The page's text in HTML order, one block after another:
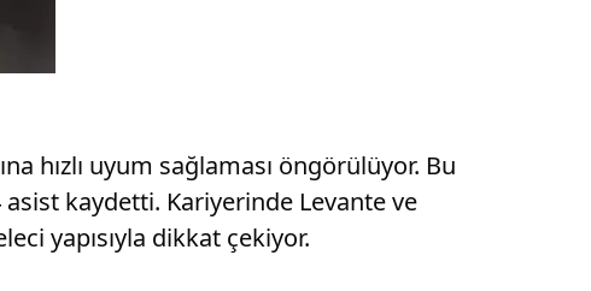
hızlı uyum sağlaması öngörülüyor. Bu
kaydetti. Kariyerinde Levante ve
yapısıyla dikkat çekiyor.